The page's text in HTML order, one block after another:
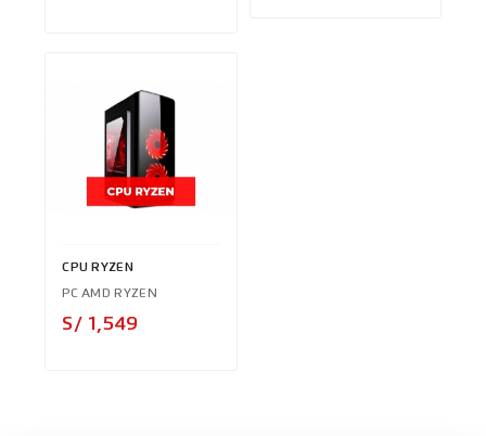
CPU RYZEN
PC AMD RYZEN
S/ 1,549